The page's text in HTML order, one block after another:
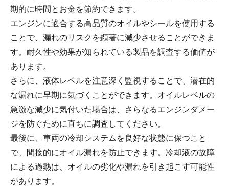
期的に時間とお金を節約できます。
エンジンに適合する高品質のオイルやシールを使用する
ことで、漏れのリスクを顕著に減少させることができま
す。耐久性や効果が知られている製品を調査する価値が
あります。
さらに、液体レベルを注意深く監視することで、潜在的
な漏れに早期に気づくことができます。オイルレベルの
急激な減少に気付いた場合は、さらなるエンジンダメー
ジを防ぐために直ちに調査してください。
最後に、車両の冷却システムを良好な状態に保つこと
で、間接的にオイル漏れを防止できます。冷却液の故障
による過熱は、オイルの劣化や漏れを引き起こす可能性
があります。